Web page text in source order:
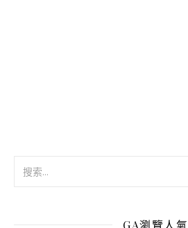
GA瀏覽人氣